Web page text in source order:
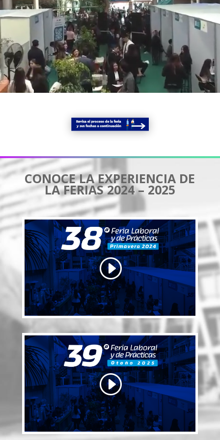
CONOCE LA EXPERIENCIA DE
LA FERIAS 2024 – 2025